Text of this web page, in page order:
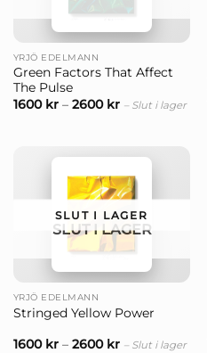
YRJÖ EDELMANN
Green Factors That Affect
The Pulse
1600 kr– 2600 kr – Slut i lager
SLUT I LAGER
SLUT I LAGER
YRJÖ EDELMANN
Stringed Yellow Power
1600 kr– 2600 kr – Slut i lager